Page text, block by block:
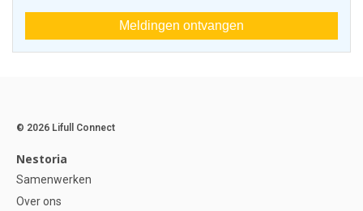
Meldingen ontvangen
© 2026 Lifull Connect
Nestoria
Samenwerken
Over ons